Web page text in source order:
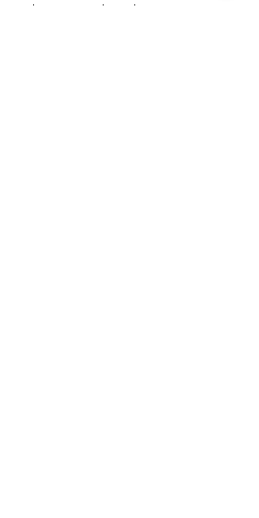
la mente, a derrumbar tus propias